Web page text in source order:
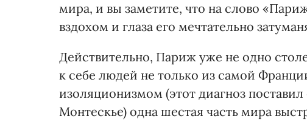
мира, и вы заметите, что на слово
вздохом и глаза его мечтательно
Действительно, Париж уже не одно
к себе людей не только из самой
изоляционизмом (этот диагноз
Монтескье) одна шестая часть мира